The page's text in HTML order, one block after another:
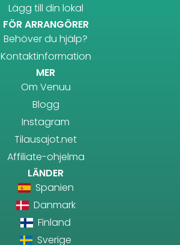
Lägg till din lokal
FÖR ARRANGÖRER
Behöver du hjälp?
Kontaktinformation
MER
Om Venuu
Blogg
Instagram
Tilausajot.net
Affiliate-ohjelma
LÄNDER
Spanien
Danmark
Finland
Sverige